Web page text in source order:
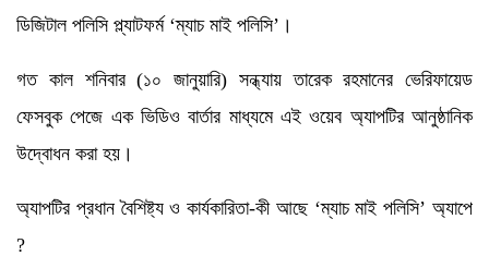
ডিজিটাল পলিসি প্ল্যাটফর্ম ‘ম্যাচ মাই পলিসি’।
গত কাল শনিবার (১০ জানুয়ারি) সন্ধ্যায় তারেক রহমানের ভেরিফায়েড
ফেসবুক পেজে এক ভিডিও বার্তার মাধ্যমে এই ওয়েব অ্যাপটির আনুষ্ঠানিক
উদ্বোধন করা হয়।
অ্যাপটির প্রধান বৈশিষ্ট্য ও কার্যকারিতা-কী আছে ‘ম্যাচ মাই পলিসি’ অ্যাপে
?